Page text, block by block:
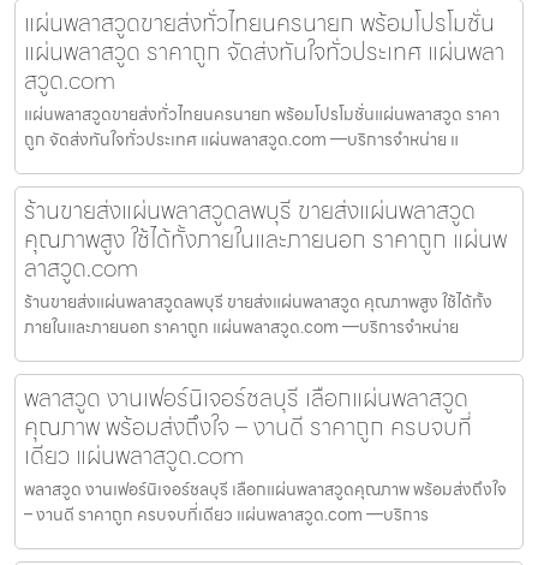
แผ่นพลาสวูดขายส่งทั่วไทยนครนายก พร้อมโปรโมชั่น
แผ่นพลาสวูด ราคาถูก จัดส่งทันใจทั่วประเทศ แผ่นพลา
สวูด.com
แผ่นพลาสวูดขายส่งทั่วไทยนครนายก พร้อมโปรโมชั่นแผ่นพลาสวูด ราคา
ถูก จัดส่งทันใจทั่วประเทศ แผ่นพลาสวูด.com —บริการจำหน่าย แ
ร้านขายส่งแผ่นพลาสวูดลพบุรี ขายส่งแผ่นพลาสวูด
คุณภาพสูง ใช้ได้ทั้งภายในและภายนอก ราคาถูก แผ่นพ
ลาสวูด.com
ร้านขายส่งแผ่นพลาสวูดลพบุรี ขายส่งแผ่นพลาสวูด คุณภาพสูง ใช้ได้ทั้ง
ภายในและภายนอก ราคาถูก แผ่นพลาสวูด.com —บริการจำหน่าย
พลาสวูด งานเฟอร์นิเจอร์ชลบุรี เลือกแผ่นพลาสวูด
คุณภาพ พร้อมส่งถึงใจ – งานดี ราคาถูก ครบจบที่
เดียว แผ่นพลาสวูด.com
พลาสวูด งานเฟอร์นิเจอร์ชลบุรี เลือกแผ่นพลาสวูดคุณภาพ พร้อมส่งถึงใจ
– งานดี ราคาถูก ครบจบที่เดียว แผ่นพลาสวูด.com —บริการ